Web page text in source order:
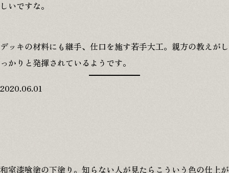
しいですな。
デッキの材料にも継手、仕口を施す若手大工。親方の教えがし
っかりと発揮されているようです。
2020.06.01
和室漆喰塗の下塗り。知らない人が見たらこういう色の仕上が